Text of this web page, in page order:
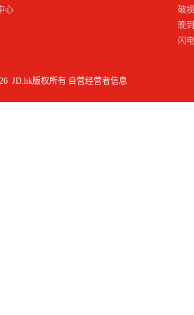
心
破
晚
闪
JD.hk版权所有 自营经营者信息